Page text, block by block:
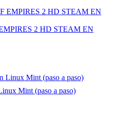
2 HD STEAM EN
Mint (paso a paso)